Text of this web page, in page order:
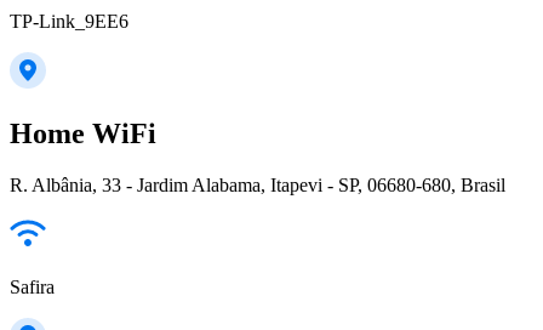
TP-Link_9EE6
Home WiFi
R. Albânia, 33 - Jardim Alabama, Itapevi - SP, 06680-680, Brasil
Safira